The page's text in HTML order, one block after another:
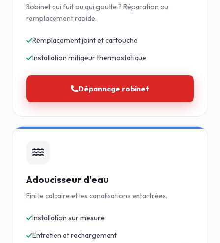
Robinet qui fuit ou qui goutte ? Réparation ou
remplacement rapide.
Remplacement joint et cartouche
Installation mitigeur thermostatique
Dépannage robinet
Adoucisseur d'eau
Fini le calcaire et les canalisations entartrées.
Installation sur mesure
Entretien et rechargement